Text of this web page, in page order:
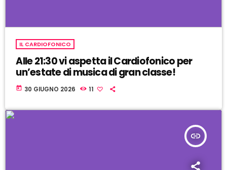
IL CARDIOFONICO
Alle 21:30 vi aspetta il Cardiofonico per
un’estate di musica di gran classe!
today 30 GIUGNO 2026 11
insert_link